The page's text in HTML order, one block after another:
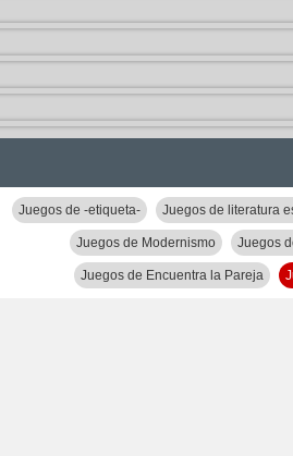
Juegos de -etiqueta- Juegos de literatura
Juegos de Modernismo Juegos
Juegos de Encuentra la Pareja